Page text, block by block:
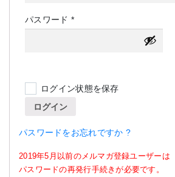
パスワード *必
須
ログイン状態を保存
ログイン
パスワードをお忘れですか ?
2019年5月以前のメルマガ登録ユーザーは
パスワードの再発行手続きが必要です。